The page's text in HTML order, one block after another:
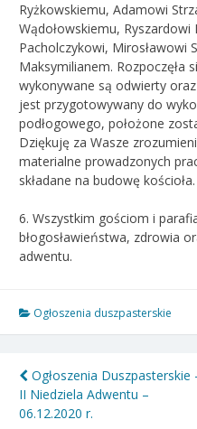
Ryżkowskiemu, Adamowi
Wądołowskiemu,
Pacholczykowi, Mirosławowi
Maksymilianem. Rozpoczęła
wykonywane są odwierty
jest przygotowywany do
podłogowego, położone
Dziękuję za Wasze
materialne prowadzonych
składane na budowę kościoła.
6. Wszystkim gościom i
błogosławieństwa, zdrowia
adwentu.
Ogłoszenia duszpasterskie
Nawigacja
wpisu
Ogłoszenia Duszpasterskie
II Niedziela Adwentu –
06.12.2020 r.